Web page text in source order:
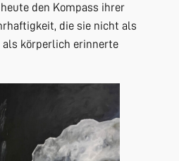
den Kompass ihrer
die sie nicht als
als körperlich erinnerte